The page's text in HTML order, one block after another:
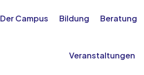
Der Campus Bildung Beratung
Veranstaltungen